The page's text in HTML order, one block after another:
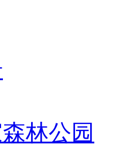
林公园